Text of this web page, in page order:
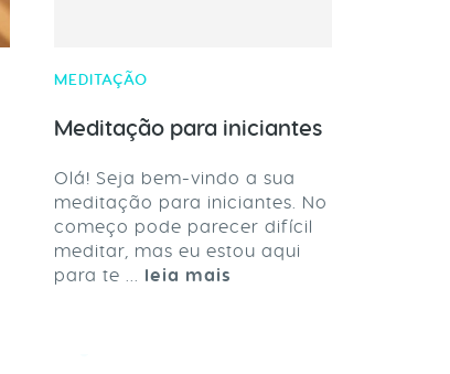
MEDITAÇÃO
Meditação para iniciantes
Olá! Seja bem-vindo a sua
meditação para iniciantes. No
começo pode parecer difícil
meditar, mas eu estou aqui
para te ... leia mais